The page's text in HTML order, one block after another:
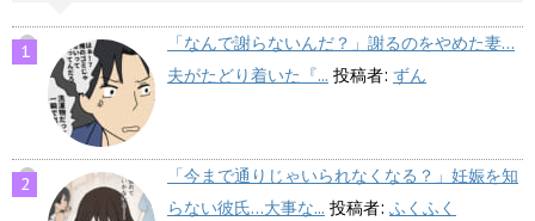
「なんで謝らないんだ？」謝るのをやめた妻…
夫がたどり着いた『... 投稿者: ずん
「今まで通りじゃいられなくなる？」妊娠を知
らない彼氏…大事な... 投稿者: ふくふく